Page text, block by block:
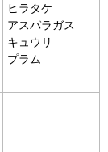
ヒラタケ
アスパラガス
キュウリ
プラム